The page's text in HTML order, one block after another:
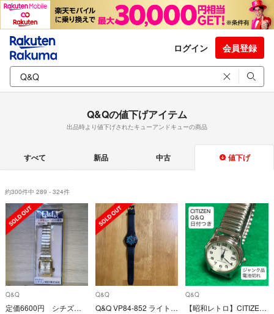
ログイン 会員登録
Q&Qの値下げアイテム
出品時より値下げされたキューアンドキューの商品
すべて 新品 中古 値下げ
約300件中 289 - 324件
Q&Q
定価6600円 シチズン時計 Q&Q シルバー
Q&Q
Q&Q VP84-852 ライトブルー腕時計
Q&Q
【昭和レトロ】CITIZEN WATCH 日付け付き Q＆Q 電池切れ